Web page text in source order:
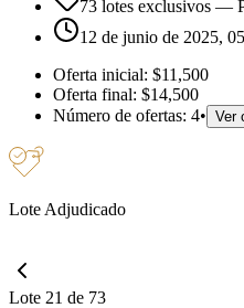
73 lotes exclusivos —
12 de junio de 2025,
Oferta inicial: $11,500
Oferta final: $14,500
Número de ofertas: 4• Ver
Lote Adjudicado
Lote 21 de 73